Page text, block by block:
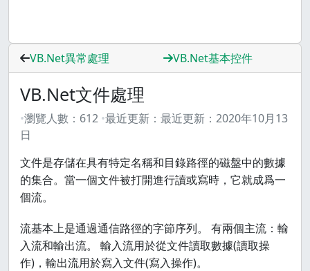
VB.Net異常處理 VB.Net基本控件
VB.Net文件處理
瀏覽人數： 612 最近更新： 最近更新： 2020年10月13
日
文件是存儲在具有特定名稱和目錄路徑的磁盤中的數據
的集合。當一個文件被打開進行讀或寫時，它就成爲一
個流。
流基本上是通過通信路徑的字節序列。 有兩個主流：輸
入流和輸出流。 輸入流用於從文件讀取數據(讀取操
作)，輸出流用於寫入文件(寫入操作)。